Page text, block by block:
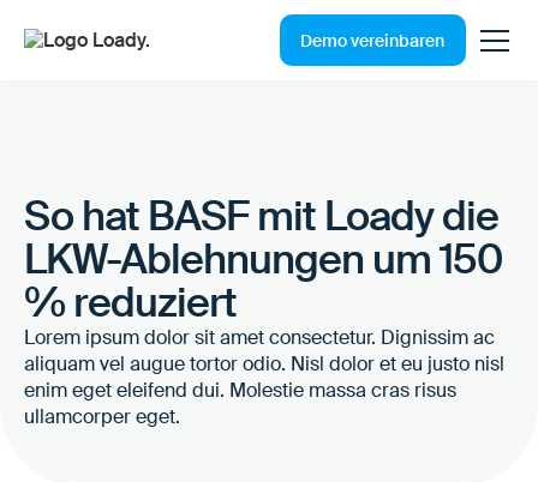
Demo vereinbaren
So hat BASF mit Loady die
LKW-Ablehnungen um 150
% reduziert
Lorem ipsum dolor sit amet consectetur. Dignissim ac
aliquam vel augue tortor odio. Nisl dolor et eu justo nisl
enim eget eleifend dui. Molestie massa cras risus
ullamcorper eget.